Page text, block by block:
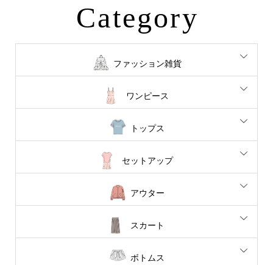
Category
ファッション雑貨
ワンピース
トップス
セットアップ
アウター
スカート
ボトムス